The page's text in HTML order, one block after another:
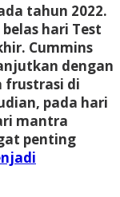
tahun 2022.
hari Test
Cummins
dengan
frustrasi di
pada hari
mantra
penting